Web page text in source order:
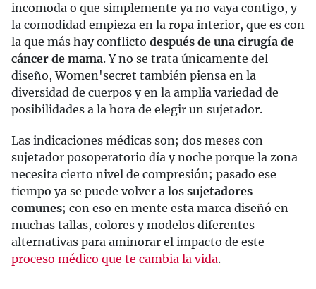
incomoda o que simplemente ya no vaya contigo, y
la comodidad empieza en la ropa interior, que es con
la que más hay conflicto después de una cirugía de
cáncer de mama. Y no se trata únicamente del
diseño, Women'secret también piensa en la
diversidad de cuerpos y en la amplia variedad de
posibilidades a la hora de elegir un sujetador.
Las indicaciones médicas son; dos meses con
sujetador posoperatorio día y noche porque la zona
necesita cierto nivel de compresión; pasado ese
tiempo ya se puede volver a los sujetadores
comunes; con eso en mente esta marca diseñó en
muchas tallas, colores y modelos diferentes
alternativas para aminorar el impacto de este
proceso médico que te cambia la vida.